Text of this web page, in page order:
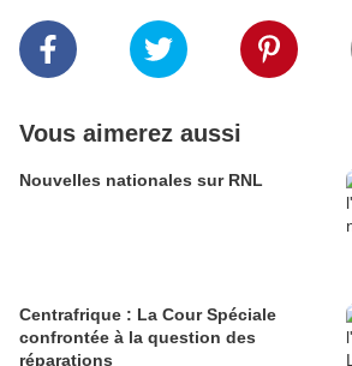
Vous aimerez aussi
Nouvelles nationales sur RNL
Centrafrique : La Cour Spéciale
confrontée à la question des
réparations